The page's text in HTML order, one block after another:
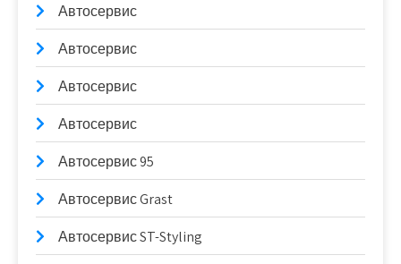
Автосервис
Автосервис
Автосервис
Автосервис
Автосервис 95
Автосервис Grast
Автосервис ST-Styling